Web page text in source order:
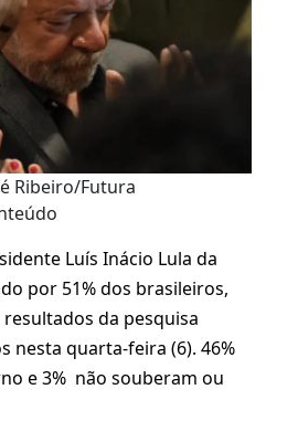
Ribeiro/Futura
Luís Inácio Lula da
por 51% dos brasileiros,
da pesquisa
nesta quarta-feira (6). 46%
e 3% não souberam ou